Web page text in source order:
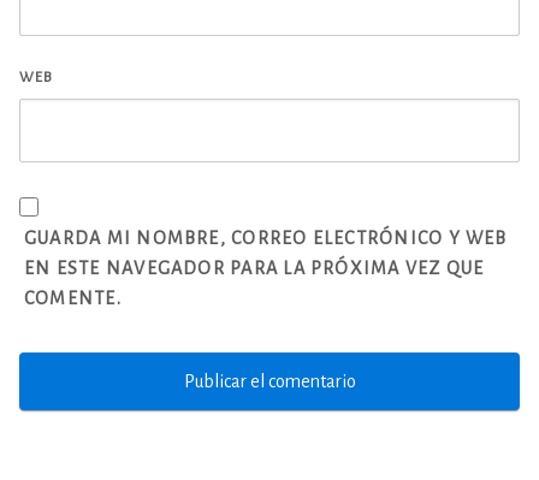
WEB
GUARDA MI NOMBRE, CORREO ELECTRÓNICO Y WEB
EN ESTE NAVEGADOR PARA LA PRÓXIMA VEZ QUE
COMENTE.